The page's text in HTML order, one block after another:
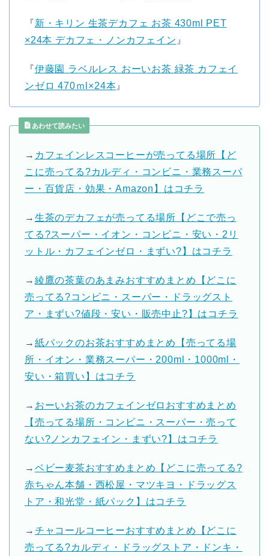
『新・キリン 生茶デカフェ お茶 430ml PET
×24本 デカフェ・ノンカフェイン 』
『伊藤園 ラベルレス おーいお茶 緑茶 カフェイ
ンゼロ 470ｍl×24本 』
あわせて読みたい
→ カフェインレスコーヒーが売ってる場所【ど
こに売ってる?カルディ・コンビニ・業務スーパ
ー・百貨店・効果・Amazon】はコチラ
→ 生茶のデカフェが売ってる場所【どこで売っ
てる?スーパー・イオン・コンビニ・安い・2リ
ットル・カフェインゼロ・まずい?】はコチラ
→ 綾鷹の茶葉のあまみおすすめまとめ【どこに
売ってる?コンビニ・スーパー・ドラッグスト
ア・まずい?値段・安い・販売中止?】はコチラ
→ 紙パックのお茶おすすめまとめ【売ってる場
所・イオン・業務スーパー・200ml・1000ml・
安い・箱買い】はコチラ
→ おーいお茶のカフェインゼロおすすめまとめ
【売ってる場所・コンビニ・スーパー・売って
ない?ノンカフェイン・まずい?】はコチラ
→ ベビー麦茶おすすめまとめ【どこに売ってる?
赤ちゃん本舗・西松屋・マツキヨ・ドラッグス
トア・和光堂・紙パック】はコチラ
→ チャコールコーヒーおすすめまとめ【どこに
売ってる?カルディ・ドラッグストア・ドンキ・